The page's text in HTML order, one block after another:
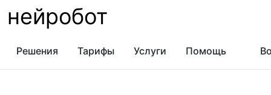
нейробот
Решения Тарифы Услуги Помощь